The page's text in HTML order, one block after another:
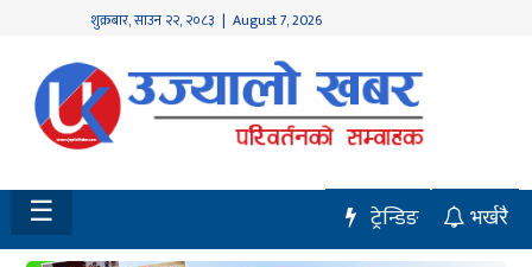
शुक्रबार,साउन २२, २०८३ | August 7, 2026
होमपेज
नवलपुर
विशेष
मध्य
☰ भर्खरै
ट्रेन्डिङ